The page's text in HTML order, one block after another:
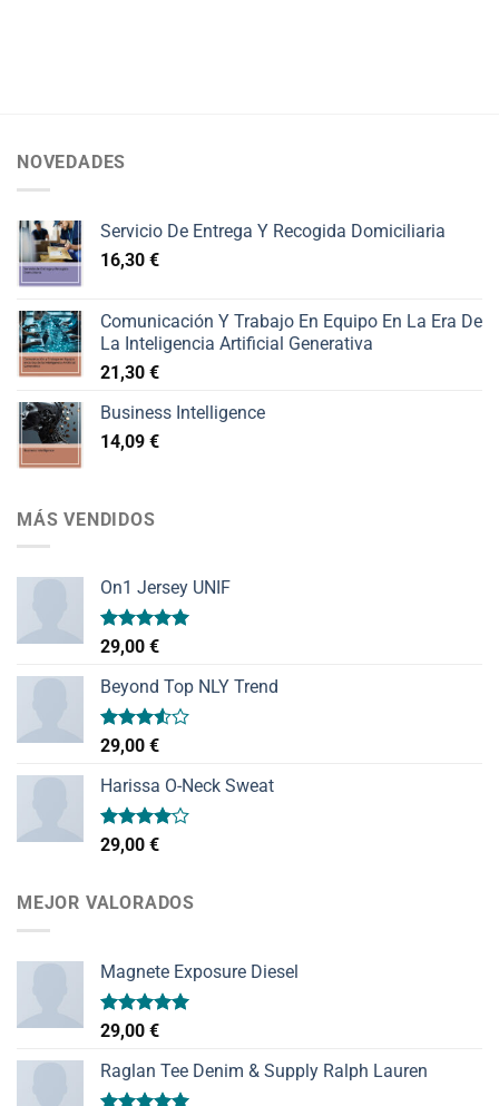
NOVEDADES
Servicio De Entrega Y Recogida Domiciliaria
16,30 €
Comunicación Y Trabajo En Equipo En La Era De
La Inteligencia Artificial Generativa
21,30 €
Business Intelligence
14,09 €
MÁS VENDIDOS
On1 Jersey UNIF
Valorado
con
de 5
29,00 €
Beyond Top NLY Trend
Valorado
con
3.50de
5
29,00 €
Harissa O-Neck Sweat
Valorado
con
29,00 €
MEJOR VALORADOS
Magnete Exposure Diesel
Valorado
con
de 5
29,00 €
Raglan Tee Denim & Supply Ralph Lauren